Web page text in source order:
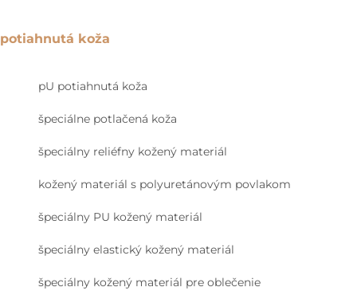
potiahnutá koža
pU potiahnutá koža
špeciálne potlačená koža
špeciálny reliéfny kožený materiál
kožený materiál s polyuretánovým povlakom
špeciálny PU kožený materiál
špeciálny elastický kožený materiál
špeciálny kožený materiál pre oblečenie